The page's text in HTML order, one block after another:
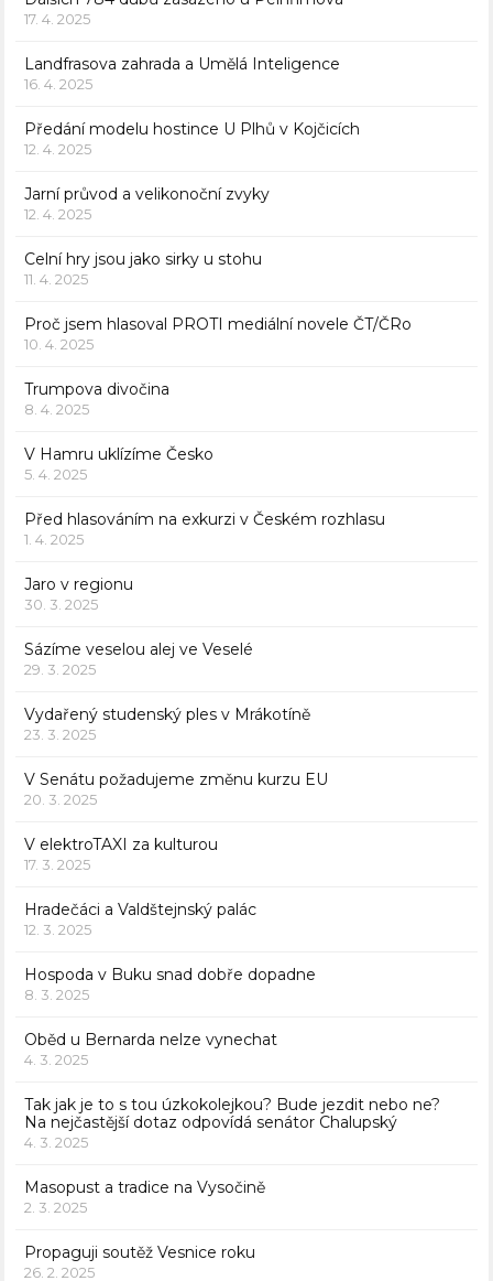
17. 4. 2025
Landfrasova zahrada a Umělá Inteligence
16. 4. 2025
Předání modelu hostince U Plhů v Kojčicích
12. 4. 2025
Jarní průvod a velikonoční zvyky
12. 4. 2025
Celní hry jsou jako sirky u stohu
11. 4. 2025
Proč jsem hlasoval PROTI mediální novele ČT/ČRo
10. 4. 2025
Trumpova divočina
8. 4. 2025
V Hamru uklízíme Česko
5. 4. 2025
Před hlasováním na exkurzi v Českém rozhlasu
1. 4. 2025
Jaro v regionu
30. 3. 2025
Sázíme veselou alej ve Veselé
29. 3. 2025
Vydařený studenský ples v Mrákotíně
23. 3. 2025
V Senátu požadujeme změnu kurzu EU
20. 3. 2025
V elektroTAXI za kulturou
17. 3. 2025
Hradečáci a Valdštejnský palác
12. 3. 2025
Hospoda v Buku snad dobře dopadne
8. 3. 2025
Oběd u Bernarda nelze vynechat
4. 3. 2025
Tak jak je to s tou úzkokolejkou? Bude jezdit nebo ne?
Na nejčastější dotaz odpovídá senátor Chalupský
4. 3. 2025
Masopust a tradice na Vysočině
2. 3. 2025
Propaguji soutěž Vesnice roku
26. 2. 2025